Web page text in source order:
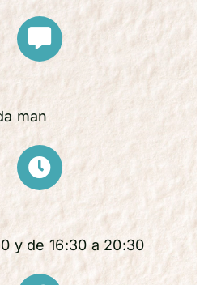
man
y de 16:30 a 20:30